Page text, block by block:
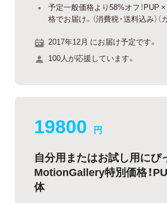
予定一般価格より58%オフ！PUP
格でお届け。（消費税・送料込み）（
2017年12月 にお届け予定です。
100人が応援しています。
19800 円
自分用またはお試し用にぴ
MotionGallery特別価格！
体